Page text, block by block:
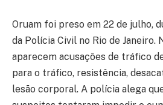
Oruam foi preso em 22 de julho,
da Polícia Civil no Rio de Janeiro.
aparecem acusações de tráfico
para o tráfico, resistência,
lesão corporal. A polícia alega